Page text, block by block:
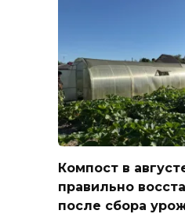
Компост в
правильно
после сбора